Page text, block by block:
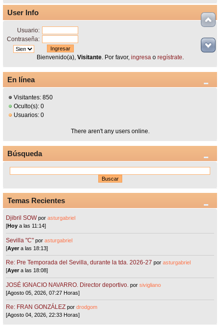
User Info
Usuario:
Contraseña:
Bienvenido(a), Visitante. Por favor, ingresao regístrate.
En línea
Visitantes: 850
Oculto(s): 0
Usuarios: 0
There aren't any users online.
Búsqueda
Temas Recientes
Djibril SOW porasturgabriel
[Hoy a las 11:14]
Sevilla "C"porasturgabriel
[Ayera las 18:13]
Re: Pre Temporada del Sevilla, durante la tda. 2026-27 porasturgabriel
[Ayera las 18:08]
JOSÉ IGNACIO NAVARRO. Director deportivo. porsivigliano
[Agosto 05, 2026, 07:27 Horas]
Re: FRAN GONZÁLEZ pordrodgom
[Agosto 04, 2026, 22:33 Horas]